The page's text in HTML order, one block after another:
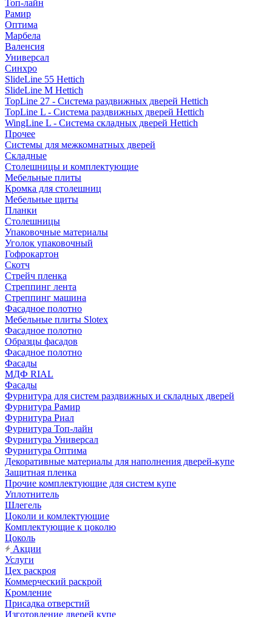
Топ-лайн
Рамир
Оптима
Марбела
Валенсия
Универсал
Синхро
SlideLine 55 Hettich
SlideLine M Hettich
TopLine 27 - Система раздвижных дверей Hettich
TopLine L - Система раздвижных дверей Hettich
WingLine L - Система складных дверей Hettich
Прочее
Системы для межкомнатных дверей
Складные
Столешницы и комплектующие
Мебельные плиты
Кромка для столешниц
Мебельные щиты
Планки
Столешницы
Упаковочные материалы
Уголок упаковочный
Гофрокартон
Скотч
Стрейч пленка
Стреппинг лента
Стреппинг машина
Фасадное полотно
Мебельные плиты Slotex
Фасадное полотно
Образцы фасадов
Фасадное полотно
Фасады
МДФ RIAL
Фасады
Фурнитура для систем раздвижных и складных дверей
Фурнитура Рамир
Фурнитура Риал
Фурнитура Топ-лайн
Фурнитура Универсал
Фурнитура Оптима
Декоративные материалы для наполнения дверей-купе
Защитная пленка
Прочие комплектующие для систем купе
Уплотнитель
Шлегель
Цоколи и комлектующие
Комплектующие к цоколю
Цоколь
Акции
Услуги
Цех раскроя
Коммерческий раскрой
Кромление
Присадка отверстий
Изготовление дверей купе